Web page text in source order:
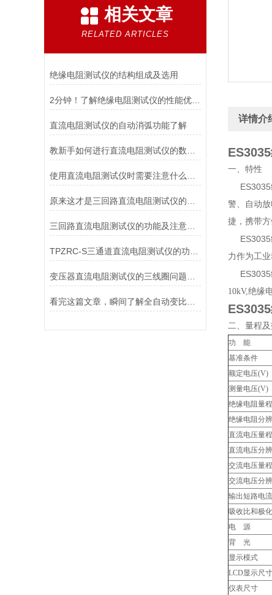
相关文章
RELATED ARTICLES
绝缘电阻测试仪的结构组成及选用
2分钟！了解绝缘电阻测试仪的性能优势！
直流电阻测试仪的自动消弧功能了解
三回路直流电阻测试仪的功能及注意事项
详情介
一、特性
警、自动
捷，携带
力作为工
10kV,绝缘
二、量程
功 能
基准条件
额定电压(V)
测量电压(V)
绝缘电阻量
绝缘电阻分
直流电压量程
直流电压分
交流电压量程
交流电压分
输出短路电流
吸收比和极
电 源
背 光
显示模式
LCD显示尺寸
仪表尺寸